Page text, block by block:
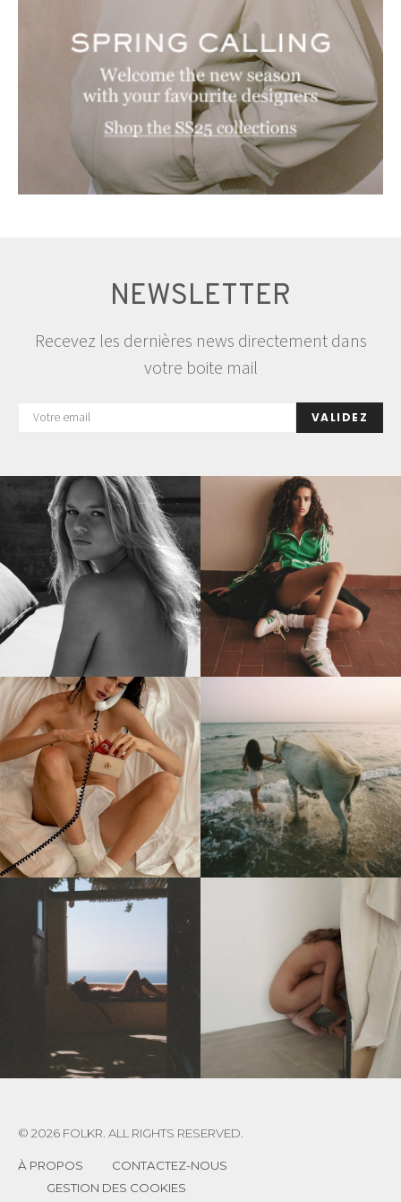
NEWSLETTER
Recevez les dernières news directement dans
votre boite mail
VALIDEZ
© 2026 FOLKR. ALL RIGHTS RESERVED.
À PROPOS
CONTACTEZ-NOUS
GESTION DES COOKIES